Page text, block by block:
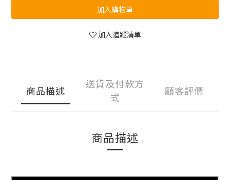
加入購物車
加入追蹤清單
商品描述
送貨及付款方
式
顧客評價
商品描述